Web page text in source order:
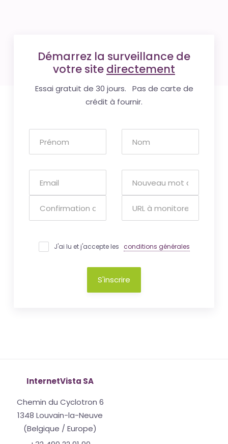
Démarrez la surveillance de
votre site directement
Essai gratuit de 30 jours. Pas de carte de
crédit à fournir.
J'ai lu et j'accepte les conditions générales
S'inscrire
InternetVista SA
Chemin du Cyclotron 6
1348 Louvain-la-Neuve
(Belgique / Europe)